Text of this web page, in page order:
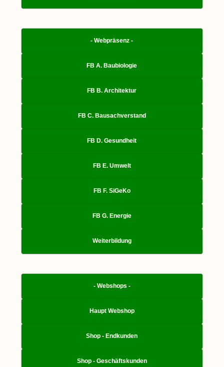
- Webpräsenz -
FB A. Baubiologie
FB B. Architektur
FB C. Bausachverstand
FB D. Gesundheit
FB E. Umwelt
FB F. SiGeKo
FB G. Energie
Weiterbildung
- Webshops -
Haupt Webshop
Shop - Endkunden
Shop - Geschäftskunden